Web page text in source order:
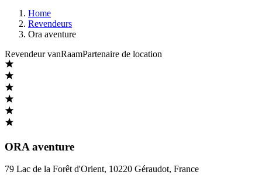
Home
Revendeurs
Ora aventure
Revendeur vanRaamPartenaire de location
ORA aventure
79 Lac de la Forêt d'Orient, 10220 Géraudot, France